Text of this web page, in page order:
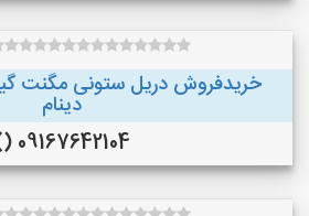
خریدفروش دریل ستونی مگنت
دینام
09167642104 ()